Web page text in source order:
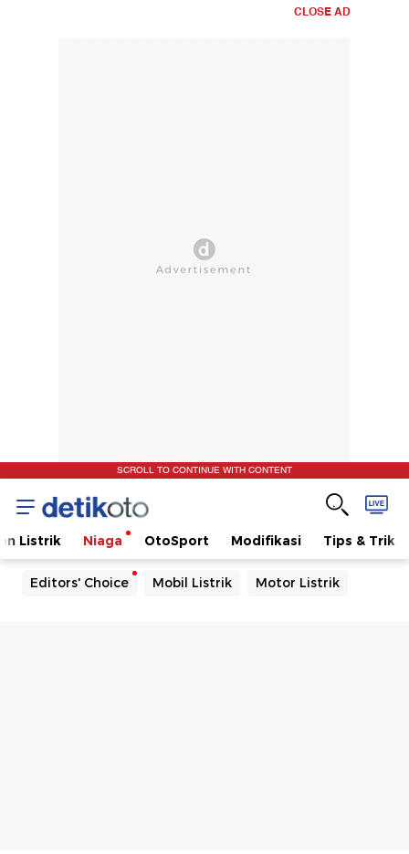
CLOSE AD
SCROLL TO CONTINUE WITH CONTENT
Listrik Niaga OtoSport Modifikasi Tips & Trik
Editors' Choice Mobil Listrik Motor Listrik